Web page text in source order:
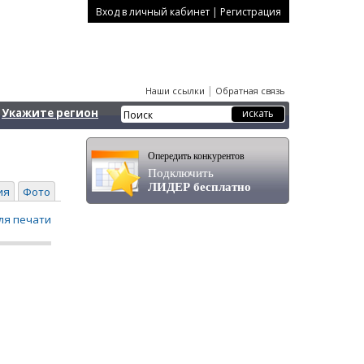
Вход в личный кабинет | Регистрация
Наши ссылки | Обратная связь
Укажите регион
Фото
печати
Опередить конкурентов
Подключить
ЛИДЕР бесплатно